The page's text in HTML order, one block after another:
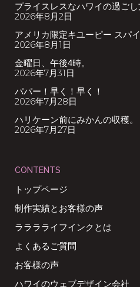
プライスレスなハワイの過ごし
2026年8月2日
アメリカ限定キユーピー スパ
2026年8月1日
金曜日、午後4時。
2026年7月31日
パパー！早く！早く！
2026年7月28日
ハリケーン前にみかんの収穫。
2026年7月27日
CONTENTS
トップページ
制作実績とお客様の声
ラララライフインクとは
よくあるご質問
お客様の声
ハワイのウェブデザイン会社